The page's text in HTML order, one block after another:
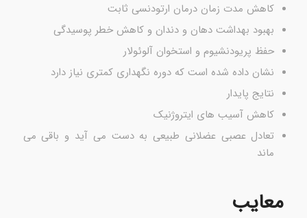
کاهش مدت زمان درمان ارتودنسی ثابت
بهبود بهداشت دهان و دندان و کاهش خطر پوسیدگی
حفظ پریودنشیوم و استخوان آلوئولار
نشان داده شده است که دوره نگهداری کمتری نیاز دارد
نتایج پایدار
کاهش آسیب های ایتروژنیک
تعادل عصبی عضلانی طبیعی به دست می آید و باقی می
ماند
معایب